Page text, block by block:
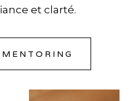
et clarté.